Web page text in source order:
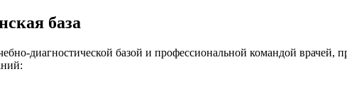
база
диагностической базой и профессиональной командой врачей,